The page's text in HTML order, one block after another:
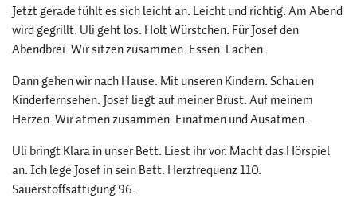
Jetzt gerade fühlt es sich leicht an. Leicht und richtig. Am Abend
wird gegrillt. Uli geht los. Holt Würstchen. Für Josef den
Abendbrei. Wir sitzen zusammen. Essen. Lachen.
Dann gehen wir nach Hause. Mit unseren Kindern. Schauen
Kinderfernsehen. Josef liegt auf meiner Brust. Auf meinem
Herzen. Wir atmen zusammen. Einatmen und Ausatmen.
Uli bringt Klara in unser Bett. Liest ihr vor. Macht das Hörspiel
an. Ich lege Josef in sein Bett. Herzfrequenz 110.
Sauerstoffsättigung 96.